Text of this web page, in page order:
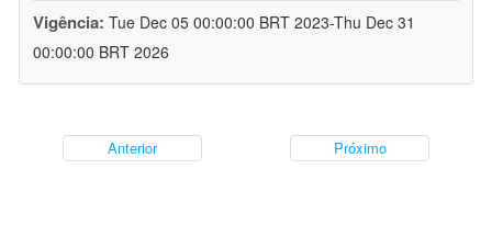
Vigência: Tue Dec 05 00:00:00 BRT 2023-Thu Dec 31
00:00:00 BRT 2026
Anterior Próximo